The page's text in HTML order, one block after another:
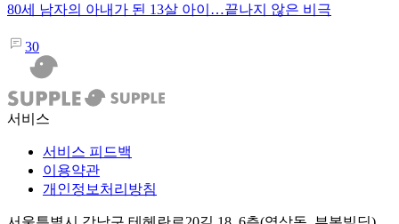
80세 남자의 아내가 된 13살 아이…끝나지 않은 비극
30
서비스
서비스 피드백
이용약관
개인정보처리방침